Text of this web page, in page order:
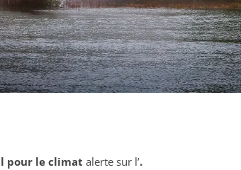
pour le climat alerte sur l’.